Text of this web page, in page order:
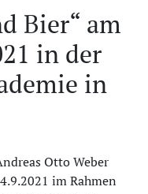
Bier“ am
in der
in
Otto Weber
im Rahmen